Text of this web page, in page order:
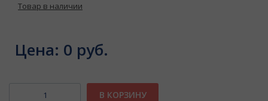
Товар в наличии
Цена: 0 руб.
В КОРЗИНУ